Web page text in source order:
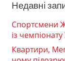
Недавні
Спортсмени
із
Квартири,